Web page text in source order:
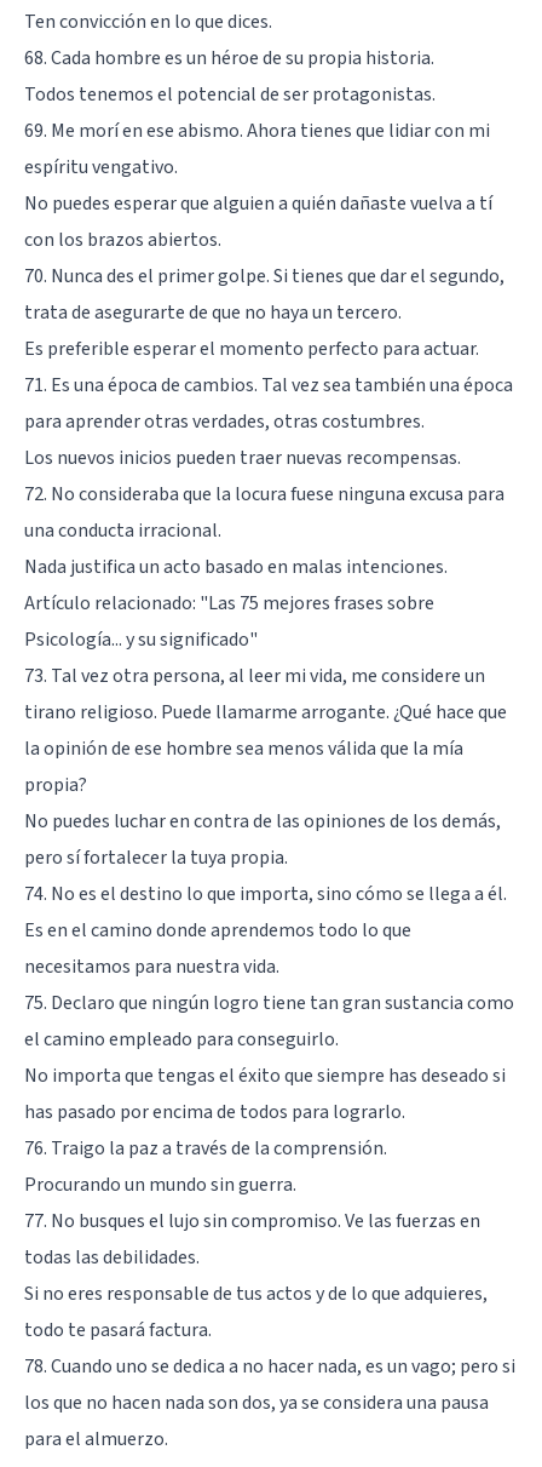
Ten convicción en lo que dices.
68. Cada hombre es un héroe de su propia historia.
Todos tenemos el potencial de ser protagonistas.
69. Me morí en ese abismo. Ahora tienes que lidiar con mi
espíritu vengativo.
No puedes esperar que alguien a quién dañaste vuelva a tí
con los brazos abiertos.
70. Nunca des el primer golpe. Si tienes que dar el segundo,
trata de asegurarte de que no haya un tercero.
Es preferible esperar el momento perfecto para actuar.
71. Es una época de cambios. Tal vez sea también una época
para aprender otras verdades, otras costumbres.
Los nuevos inicios pueden traer nuevas recompensas.
72. No consideraba que la locura fuese ninguna excusa para
una conducta irracional.
Nada justifica un acto basado en malas intenciones.
Artículo relacionado: "Las 75 mejores frases sobre
Psicología... y su significado"
73. Tal vez otra persona, al leer mi vida, me considere un
tirano religioso. Puede llamarme arrogante. ¿Qué hace que
la opinión de ese hombre sea menos válida que la mía
propia?
No puedes luchar en contra de las opiniones de los demás,
pero sí fortalecer la tuya propia.
74. No es el destino lo que importa, sino cómo se llega a él.
Es en el camino donde aprendemos todo lo que
necesitamos para nuestra vida.
75. Declaro que ningún logro tiene tan gran sustancia como
el camino empleado para conseguirlo.
No importa que tengas el éxito que siempre has deseado si
has pasado por encima de todos para lograrlo.
76. Traigo la paz a través de la comprensión.
Procurando un mundo sin guerra.
77. No busques el lujo sin compromiso. Ve las fuerzas en
todas las debilidades.
Si no eres responsable de tus actos y de lo que adquieres,
todo te pasará factura.
78. Cuando uno se dedica a no hacer nada, es un vago; pero si
los que no hacen nada son dos, ya se considera una pausa
para el almuerzo.